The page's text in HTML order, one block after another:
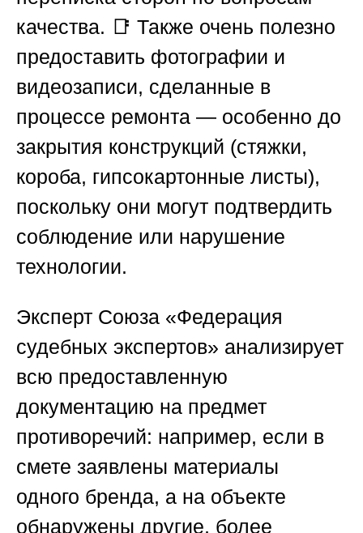
качества. 📑 Также очень полезно
предоставить фотографии и
видеозаписи, сделанные в
процессе ремонта — особенно до
закрытия конструкций (стяжки,
короба, гипсокартонные листы),
поскольку они могут подтвердить
соблюдение или нарушение
технологии.
Эксперт Союза «Федерация
судебных экспертов» анализирует
всю предоставленную
документацию на предмет
противоречий: например, если в
смете заявлены материалы
одного бренда, а на объекте
обнаружены другие, более